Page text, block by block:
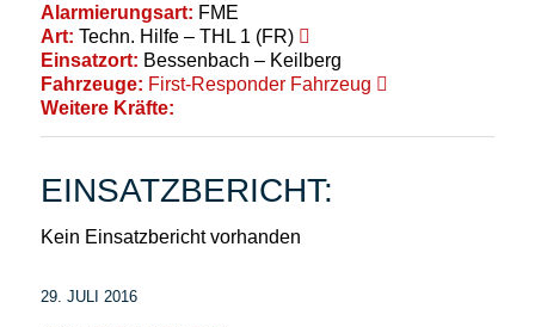
Alarmierungsart: FME
Art: Techn. Hilfe – THL 1 (FR)
Einsatzort: Bessenbach – Keilberg
Fahrzeuge: First-Responder Fahrzeug
Weitere Kräfte:
EINSATZBERICHT:
Kein Einsatzbericht vorhanden
29. JULI 2016